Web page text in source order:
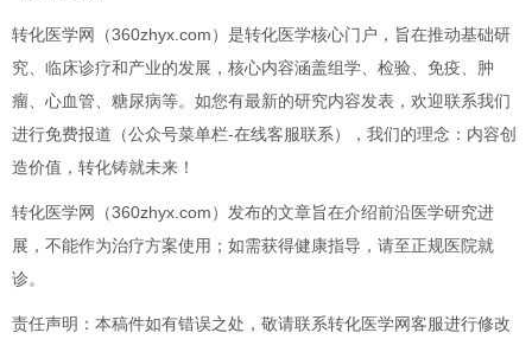
转化医学网（360zhyx.com）是转化医学核心门户，旨在推动基础研
究、临床诊疗和产业的发展，核心内容涵盖组学、检验、免疫、肿
瘤、心血管、糖尿病等。如您有最新的研究内容发表，欢迎联系我们
进行免费报道（公众号菜单栏-在线客服联系），我们的理念：内容创
造价值，转化铸就未来！
转化医学网（360zhyx.com）发布的文章旨在介绍前沿医学研究进
展，不能作为治疗方案使用；如需获得健康指导，请至正规医院就
诊。
责任声明：本稿件如有错误之处，敬请联系转化医学网客服进行修改